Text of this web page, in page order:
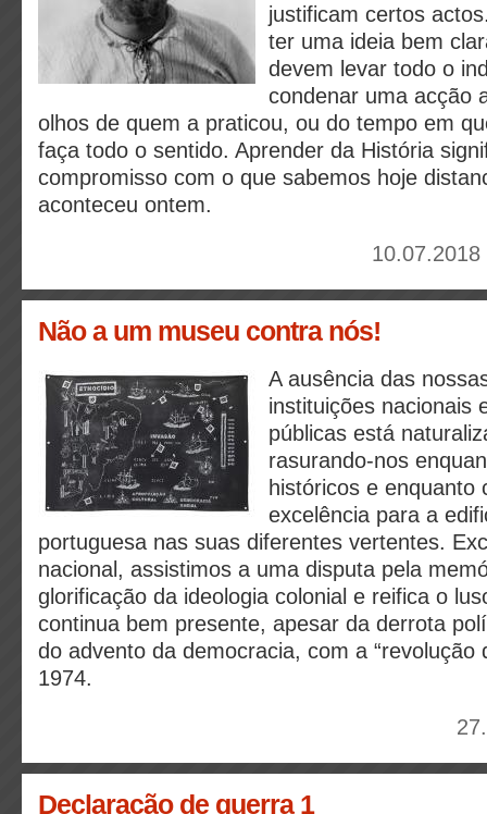
justificam certos
ter uma ideia bem
devem levar todo o
condenar uma acção
olhos de quem a praticou, ou do tempo em
faça todo o sentido. Aprender da História
compromisso com o que sabemos hoje
aconteceu ontem.
Não a um museu contra nós!
A ausência das
instituições nacionais
públicas está
rasurando-nos
históricos e enquanto
excelência para a
portuguesa nas suas diferentes vertentes.
nacional, assistimos a uma disputa pela
glorificação da ideologia colonial e reifica o
continua bem presente, apesar da derrota
do advento da democracia, com a “revolução
1974.
Declaração de guerra 1